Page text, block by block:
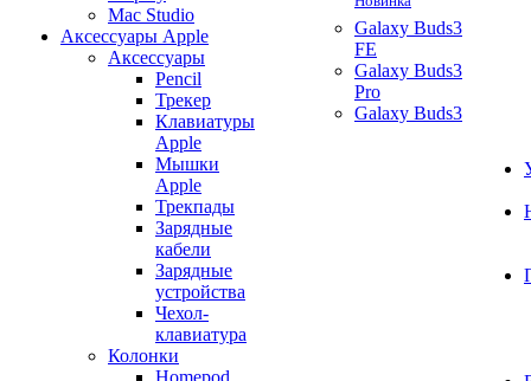
Mac Studio
Аксессуары Apple
Аксессуары
Pencil
Трекер
Клавиатуры
Apple
Мышки
Apple
Трекпады
Зарядные
кабели
Зарядные
устройства
Чехол-
клавиатура
Колонки
Homepod
Galaxy Buds3
FE
Galaxy Buds3
Pro
Galaxy Buds3